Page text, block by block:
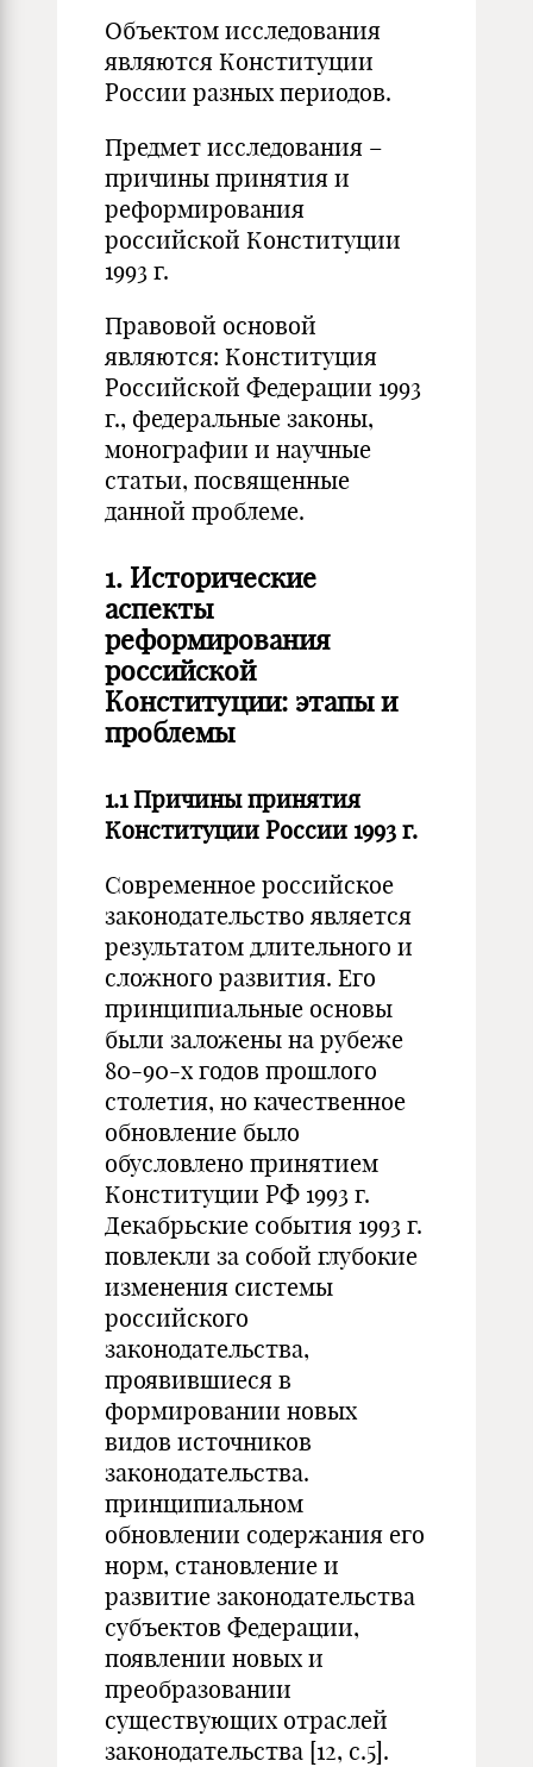
Объектом исследования
являются Конституции
России разных периодов.
Предмет исследования –
причины принятия и
реформирования
российской Конституции
1993 г.
Правовой основой
являются: Конституция
Российской Федерации 1993
г., федеральные законы,
монографии и научные
статьи, посвященные
данной проблеме.
1. Исторические
аспекты
реформирования
российской
Конституции: этапы и
проблемы
1.1 Причины принятия
Конституции России 1993 г.
Современное российское
законодательство является
результатом длительного и
сложного развития. Его
принципиальные основы
были заложены на рубеже
80-90-х годов прошлого
столетия, но качественное
обновление было
обусловлено принятием
Конституции РФ 1993 г.
Декабрьские события 1993 г.
повлекли за собой глубокие
изменения системы
российского
законодательства,
проявившиеся в
формировании новых
видов источников
законодательства.
принципиальном
обновлении содержания его
норм, становление и
развитие законодательства
субъектов Федерации,
появлении новых и
преобразовании
существующих отраслей
законодательства [12, с.5].